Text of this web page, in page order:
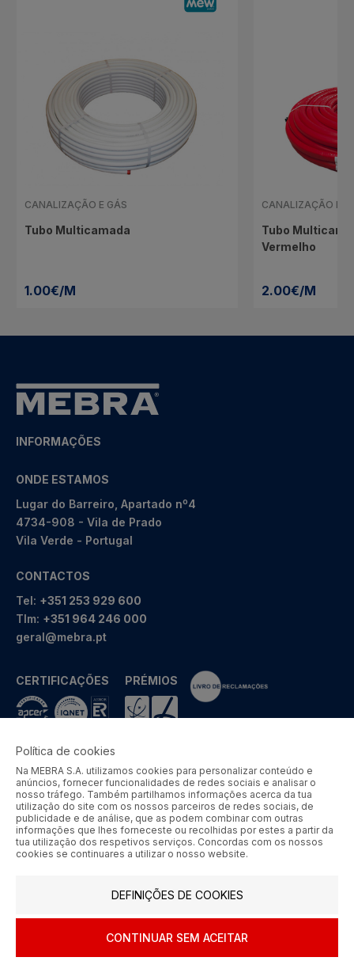
CANALIZAÇÃO E GÁS
Tubo Multicamada
1.00€/M
CANALIZAÇÃO E
Tubo
Vermelho
2.00€/M
INFORMAÇÕES
ONDE ESTAMOS
Lugar do Barreiro, Apartado nº4
4734-908 - Vila de Prado
Vila Verde - Portugal
CONTACTOS
Tel: +351 253 929 600
Tlm: +351 964 246 000
geral@mebra.pt
CERTIFICAÇÕES PRÉMIOS
MEBRA - Comércio por Grosso de Metais e Acessórios de Braga
S.A. © 2026 Todos os direitos reservados.
Aos preços apresentados acresce IVA à taxa em vigor.
SIGA-NOS
Política de cookies
Na MEBRA S.A. utilizamos cookies para personalizar conteúdo e
anúncios, fornecer funcionalidades de redes sociais e analisar o
nosso tráfego. Também partilhamos informações acerca da tua
utilização do site com os nossos parceiros de redes sociais, de
publicidade e de análise, que as podem combinar com outras
informações que lhes forneceste ou recolhidas por estes a partir da
tua utilização dos respetivos serviços. Concordas com os nossos
cookies se continuares a utilizar o nosso website.
DEFINIÇÕES DE COOKIES
CONTINUAR SEM ACEITAR